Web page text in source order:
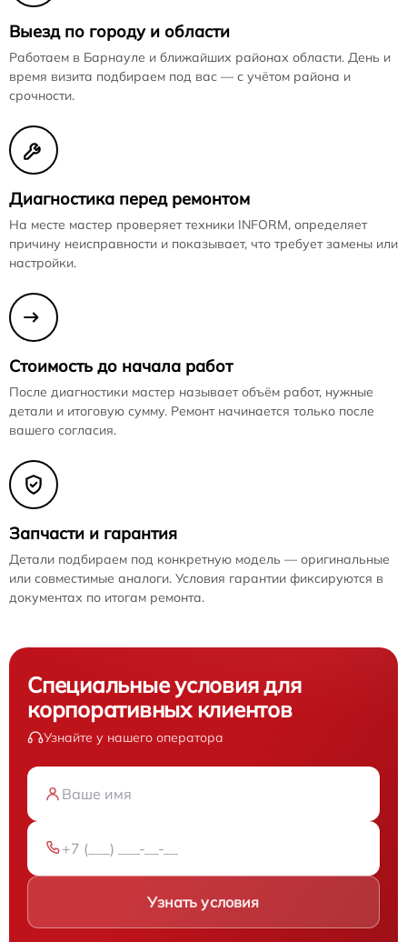
Выезд по городу и области
Работаем в Барнауле и ближайших районах области. День и
время визита подбираем под вас — с учётом района и
срочности.
Диагностика перед ремонтом
На месте мастер проверяет техники INFORM, определяет
причину неисправности и показывает, что требует замены или
настройки.
Стоимость до начала работ
После диагностики мастер называет объём работ, нужные
детали и итоговую сумму. Ремонт начинается только после
вашего согласия.
Запчасти и гарантия
Детали подбираем под конкретную модель — оригинальные
или совместимые аналоги. Условия гарантии фиксируются в
документах по итогам ремонта.
Специальные условия для
корпоративных клиентов
Узнайте у нашего оператора
Узнать условия